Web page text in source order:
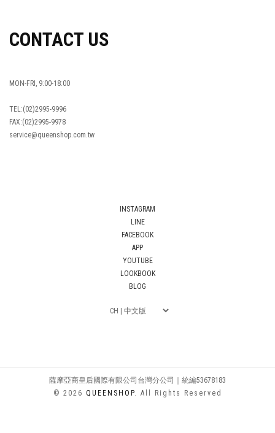
CONTACT US
MON-FRI, 9:00-18:00
TEL:(02)2995-9996
FAX:(02)2995-9978
service@queenshop.com.tw
INSTAGRAM
LINE
FACEBOOK
APP
YOUTUBE
LOOKBOOK
BLOG
薩摩亞商皇后國際有限公司台灣分公司｜統編53678183
© 2026 QUEENSHOP. All Rights Reserved